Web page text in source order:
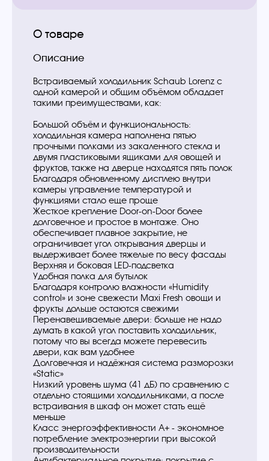
О товаре
Описание
Встраиваемый холодильник Schaub Lorenz с
одной камерой и общим объёмом обладает
такими преимуществами, как:
Большой объём и функциональность:
холодильная камера наполнена пятью
прочными полками из закаленного стекла и
двумя пластиковыми ящиками для овощей и
фруктов, также на дверце находятся пять полок
Благодаря обновленному дисплею внутри
камеры управление температурой и
функциями стало еще проще
Жесткое крепление Door-on-Door более
долговечное и простое в монтаже. Оно
обеспечивает плавное закрытие, не
ограничивает угол открывания дверцы и
выдерживает более тяжелые по весу фасады
Верхняя и боковая LED-подсветка
Удобная полка для бутылок
Благодаря контролю влажности «Humidity
control» и зоне свежести Maxi Fresh овощи и
фрукты дольше остаются свежими
Перенавешиваемые двери: больше не надо
думать в какой угол поставить холодильник,
потому что вы всегда можете перевесить
двери, как вам удобнее
Долговечная и надёжная система разморозки
«Static»
Низкий уровень шума (41 дБ) по сравнению с
отдельно стоящими холодильниками, а после
встраивания в шкаф он может стать ещё
меньше
Класс энергоэффективности А+ - экономное
потребление электроэнергии при высокой
производительности